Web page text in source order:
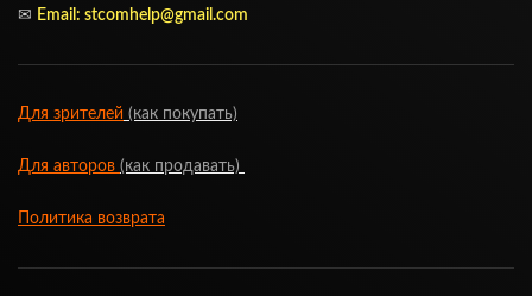
✉ Email: stcomhelp@gmail.com
Для зрителей (как покупать)
Для авторов (как продавать)
Политика возврата